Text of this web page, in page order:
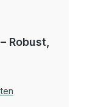
Robust,